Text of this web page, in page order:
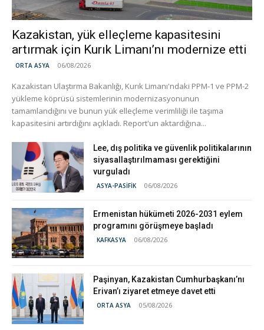
Kazakistan, yük elleçleme kapasitesini
artırmak için Kurık Limanı’nı modernize etti
ORTA ASYA 06/08/2026
Kazakistan Ulaştırma Bakanlığı, Kurık Limanı'ndaki PPM-1 ve PPM-2
yükleme köprüsü sistemlerinin modernizasyonunun
tamamlandığını ve bunun yük elleçleme verimliliği ile taşıma
kapasitesini artırdığını açıkladı. Report'un aktardığına...
Lee, dış politika ve güvenlik politikalarının
siyasallaştırılmaması gerektiğini
vurguladı
ASYA-PASİFİK 06/08/2026
Ermenistan hükümeti 2026-2031 eylem
programını görüşmeye başladı
KAFKASYA 06/08/2026
Paşinyan, Kazakistan Cumhurbaşkanı’nı
Erivan’ı ziyaret etmeye davet etti
ORTA ASYA 05/08/2026